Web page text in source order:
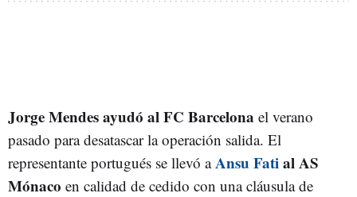
Jorge Mendes ayudó al FC Barcelona el verano
pasado para desatascar la operación salida. El
representante portugués se llevó aAnsu Fatial AS
Mónaco en calidad de cedido con una cláusula de